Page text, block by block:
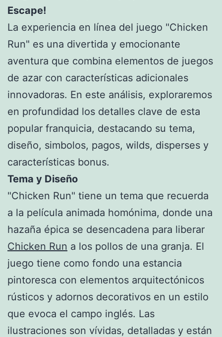
Escape!
La experiencia en línea del juego "Chicken
Run" es una divertida y emocionante
aventura que combina elementos de juegos
de azar con características adicionales
innovadoras. En este análisis, exploraremos
en profundidad los detalles clave de esta
popular franquicia, destacando su tema,
diseño, simbolos, pagos, wilds, disperses y
características bonus.
Tema y Diseño
"Chicken Run" tiene un tema que recuerda
a la película animada homónima, donde una
hazaña épica se desencadena para liberar
Chicken Run a los pollos de una granja. El
juego tiene como fondo una estancia
pintoresca con elementos arquitectónicos
rústicos y adornos decorativos en un estilo
que evoca el campo inglés. Las
ilustraciones son vívidas, detalladas y están